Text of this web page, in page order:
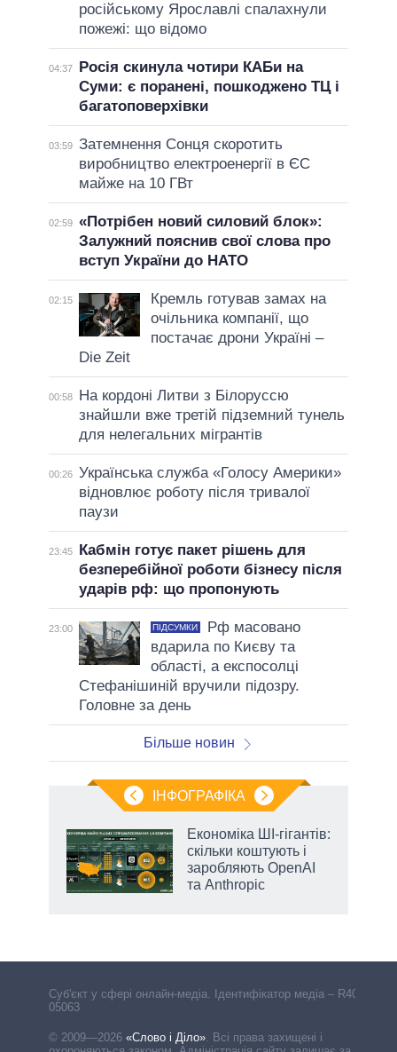
російському Ярославлі спалахнули
пожежі: що відомо
04:37
Росія скинула чотири КАБи на
Суми: є поранені, пошкоджено ТЦ і
багатоповерхівки
03:59 Затемнення Сонця скоротить
виробництво електроенергії в ЄС
майже на 10 ГВт
02:59 «Потрібен новий силовий блок»:
Залужний пояснив свої слова про
вступ України до НАТО
02:15
Кремль готував замах на
очільника компанії, що
постачає дрони Україні –
Die Zeit
00:58
На кордоні Литви з Білоруссю
знайшли вже третій підземний тунель
для нелегальних мігрантів
00:26 Українська служба «Голосу Америки»
відновлює роботу після тривалої
паузи
23:45
Кабмін готує пакет рішень для
безперебійної роботи бізнесу після
ударів рф: що пропонують
23:00 ПІДСУМКИ
Рф масовано
вдарила по Києву та
області, а експосолці
Стефанішиній вручили підозру.
Головне за день
Більше новин
ІНФОГРАФІКА
Економіка ШІ-гігантів:
скільки коштують і
заробляють OpenAI
та Anthropic
Cуб'єкт у сфері онлайн-медіа. Ідентифікатор медіа – R40-
05063
© 2009—2026 «Слово і Діло». Всі права захищені і